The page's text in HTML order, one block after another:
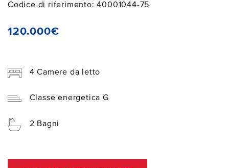
Codice di riferimento: 40001044-75
120.000€
4 Camere da letto
Classe energetica G
2 Bagni